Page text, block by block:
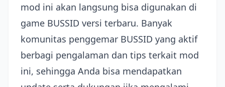
mod ini akan langsung bisa digunakan di
game BUSSID versi terbaru. Banyak
komunitas penggemar BUSSID yang aktif
berbagi pengalaman dan tips terkait mod
ini, sehingga Anda bisa mendapatkan